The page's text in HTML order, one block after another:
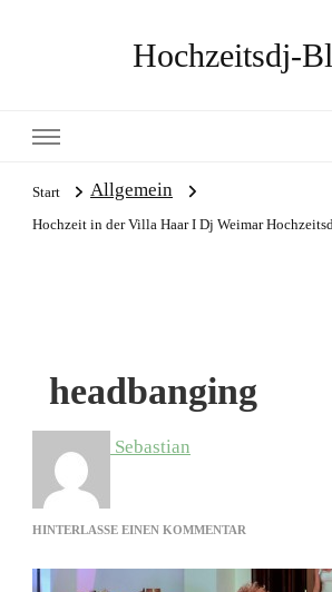
Hochzeitsdj-
Start Allgemein
Hochzeit in der Villa Haar I Dj Weimar
headbanging
Sebastian
HINTERLASSE EINEN KOMMENTAR